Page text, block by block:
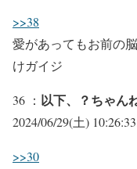
>>38
愛があってもお前の
けガイジ
36 ： 以下、？ちゃん
2024/06/29(土)
>>30